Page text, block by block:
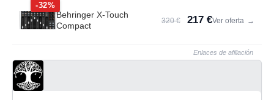
-32%
Behringer X-Touch
Compact
320 € 217 €Ver oferta →
Enlaces de afiliación